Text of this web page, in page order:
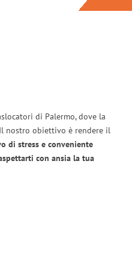
di Palermo, dove la
nostro obiettivo è rendere il
di stress e conveniente
con ansia la tua